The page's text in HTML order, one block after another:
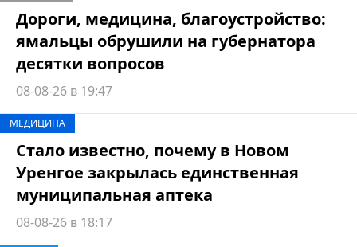
Дороги, медицина, благоустройство:
ямальцы обрушили на губернатора
десятки вопросов
08-08-26 в 19:47
МЕДИЦИНА
Стало известно, почему в Новом
Уренгое закрылась единственная
муниципальная аптека
08-08-26 в 18:17